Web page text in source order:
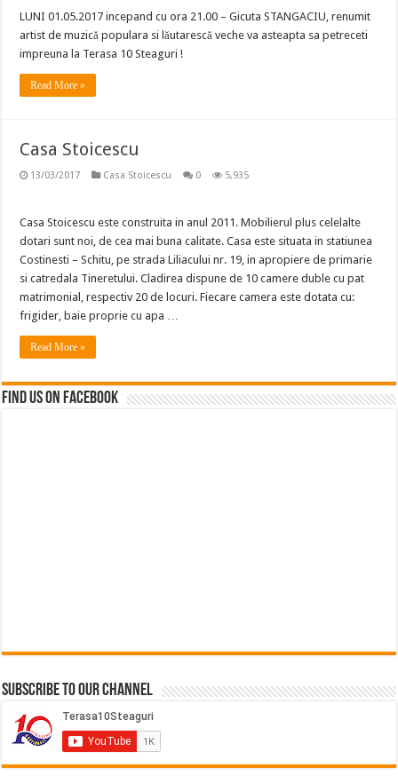
LUNI 01.05.2017 incepand cu ora 21.00 – Gicuta STANGACIU, renumit
artist de muzică populara si lăutarescă veche va asteapta sa petreceti
impreuna la Terasa 10 Steaguri !
Read More »
Casa Stoicescu
13/03/2017 Casa Stoicescu 0 5,935
Casa Stoicescu este construita in anul 2011. Mobilierul plus celelalte
dotari sunt noi, de cea mai buna calitate. Casa este situata in statiunea
Costinesti – Schitu, pe strada Liliacului nr. 19, in apropiere de primarie
si catredala Tineretului. Cladirea dispune de 10 camere duble cu pat
matrimonial, respectiv 20 de locuri. Fiecare camera este dotata cu:
frigider, baie proprie cu apa …
Read More »
Find us on Facebook
Subscribe to our Channel